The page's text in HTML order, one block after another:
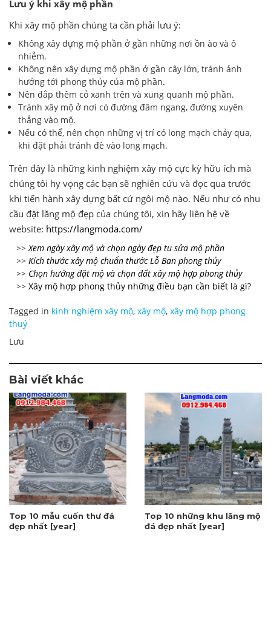
Lưu ý khi xây mộ phần
Khi xây mộ phần chúng ta cần phải lưu ý:
Không xây dựng mộ phần ở gần những nơi ồn ào và ô
nhiễm.
Không nên xây dựng mộ phần ở gần cây lớn, tránh ảnh
hưởng tới phong thủy của mộ phần.
Nên đắp thêm cỏ xanh trên và xung quanh mộ phần.
Tránh xây mộ ở nơi có đường đâm ngang, đường xuyên
thẳng vào mộ.
Nếu có thể, nên chọn những vị trí có long mạch chảy qua,
khi đặt phải tránh đè vào long mạch.
Trên đây là những kinh nghiệm xây mộ cực kỳ hữu ích mà
chúng tôi hy vọng các bạn sẽ nghiên cứu và đọc qua trước
khi tiến hành xây dựng bất cứ ngôi mộ nào. Nếu như có nhu
cầu đặt lăng mộ đẹp của chúng tôi, xin hãy liên hệ về
website: https://langmoda.com/
>> Xem ngày xây mộ và chọn ngày đẹp tu sửa mộ phần
>> Kích thước xây mộ chuẩn thước Lỗ Ban phong thủy
>> Chọn hướng đặt mộ và chọn đất xây mộ hợp phong thủy
>> Xây mộ hợp phong thủy những điều bạn cần biết là gì?
Tagged in kinh nghiệm xây mộ, xây mộ, xây mộ hợp phong
thuỷ
Lưu
Bài viết khác
Top 10 mẫu cuốn thư đá
đẹp nhất [year]
Top 10 những khu lăng mộ
đá đẹp nhất [year]